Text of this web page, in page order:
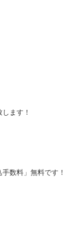
ます！
数料」無料です！